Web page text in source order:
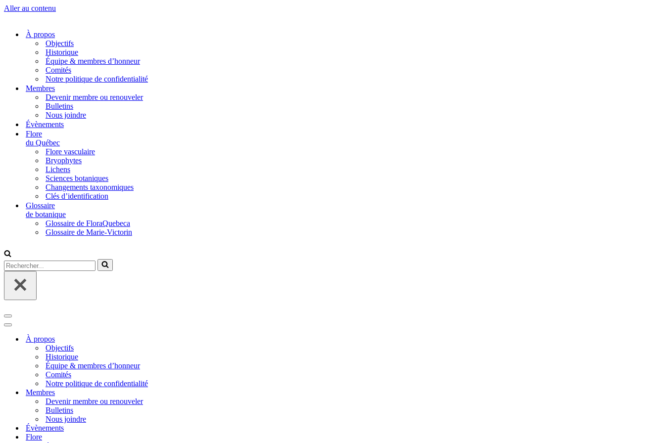
Aller au contenu
À propos
Objectifs
Historique
Équipe & membres d’honneur
Comités
Notre politique de confidentialité
Membres
Devenir membre ou renouveler
Bulletins
Nous joindre
Évènements
Flore
du Québec
Flore vasculaire
Bryophytes
Lichens
Sciences botaniques
Changements taxonomiques
Clés d’identification
Glossaire
de botanique
Glossaire de FloraQuebeca
Glossaire de Marie-Victorin
Rechercher...
Menu
de
navigation
Menu
navigationÀ propos
Objectifs
Historique
Équipe & membres d’honneur
Comités
Notre politique de confidentialité
Membres
Devenir membre ou renouveler
Bulletins
Nous joindre
Évènements
Flore